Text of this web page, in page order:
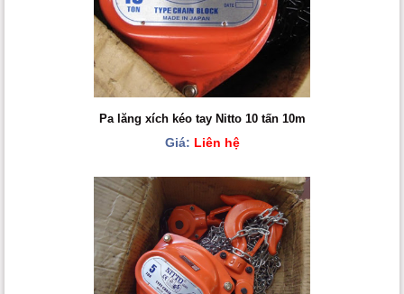
Pa lăng xích kéo tay Nitto 10 tấn 10m
Giá: Liên hệ